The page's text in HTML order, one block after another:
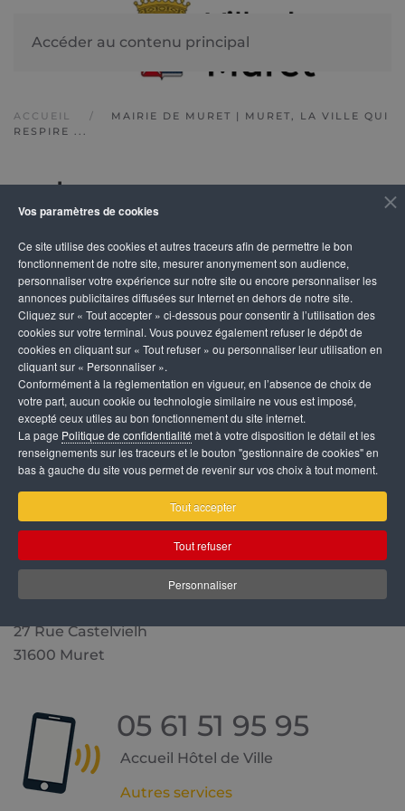
Vos paramètres de cookies
Ce site utilise des cookies et autres traceurs afin de permettre le bon
fonctionnement de notre site, mesurer anonymement son audience,
personnaliser votre expérience sur notre site ou encore personnaliser les
annonces publicitaires diffusées sur Internet en dehors de notre site.
Cliquez sur « Tout accepter » ci-dessous pour consentir à l’utilisation des
cookies sur votre terminal. Vous pouvez également refuser le dépôt de
cookies en cliquant sur « Tout refuser » ou personnaliser leur utilisation en
cliquant sur « Personnaliser ».
Conformément à la règlementation en vigueur, en l’absence de choix de
votre part, aucun cookie ou technologie similaire ne vous est imposé,
excepté ceux utiles au bon fonctionnement du site internet.
La page Politique de confidentialité met à votre disposition le détail et les
renseignements sur les traceurs et le bouton "gestionnaire de cookies" en
bas à gauche du site vous permet de revenir sur vos choix à tout moment.
Tout accepter
Tout refuser
Personnaliser
Accéder au contenu principal
ACCUEIL
MAIRIE DE MURET | MURET, LA VILLE QUI
RESPIRE ...
culture
Un espace Facile à lire à la
Médiathèque
27 Rue Castelvielh
31600 Muret
05 61 51 95 95
Accueil Hôtel de Ville
Autres services